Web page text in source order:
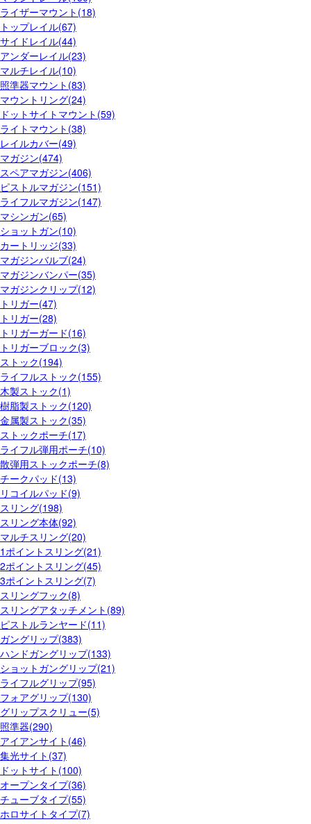
ライザーマウント(18)
トップレイル(67)
サイドレイル(44)
アンダーレイル(23)
マルチレイル(10)
照準器マウント(83)
マウントリング(24)
ドットサイトマウント(59)
ライトマウント(38)
レイルカバー(49)
マガジン(474)
スペアマガジン(406)
ピストルマガジン(151)
ライフルマガジン(147)
マシンガン(65)
ショットガン(10)
カートリッジ(33)
マガジンバルブ(24)
マガジンバンパー(35)
マガジンクリップ(12)
トリガー(47)
トリガー(28)
トリガーガード(16)
トリガーブロック(3)
ストック(194)
ライフルストック(155)
木製ストック(1)
樹脂製ストック(120)
金属製ストック(35)
ストックポーチ(17)
ライフル弾用ポーチ(10)
散弾用ストックポーチ(8)
チークパッド(13)
リコイルパッド(9)
スリング(198)
スリング本体(92)
マルチスリング(20)
1ポイントスリング(21)
2ポイントスリング(45)
3ポイントスリング(7)
スリングフック(8)
スリングアタッチメント(89)
ピストルランヤード(11)
ガングリップ(383)
ハンドガングリップ(133)
ショットガングリップ(21)
ライフルグリップ(95)
フォアグリップ(130)
グリップスクリュー(5)
照準器(290)
アイアンサイト(46)
集光サイト(37)
ドットサイト(100)
オープンタイプ(36)
チューブタイプ(55)
ホロサイトタイプ(7)